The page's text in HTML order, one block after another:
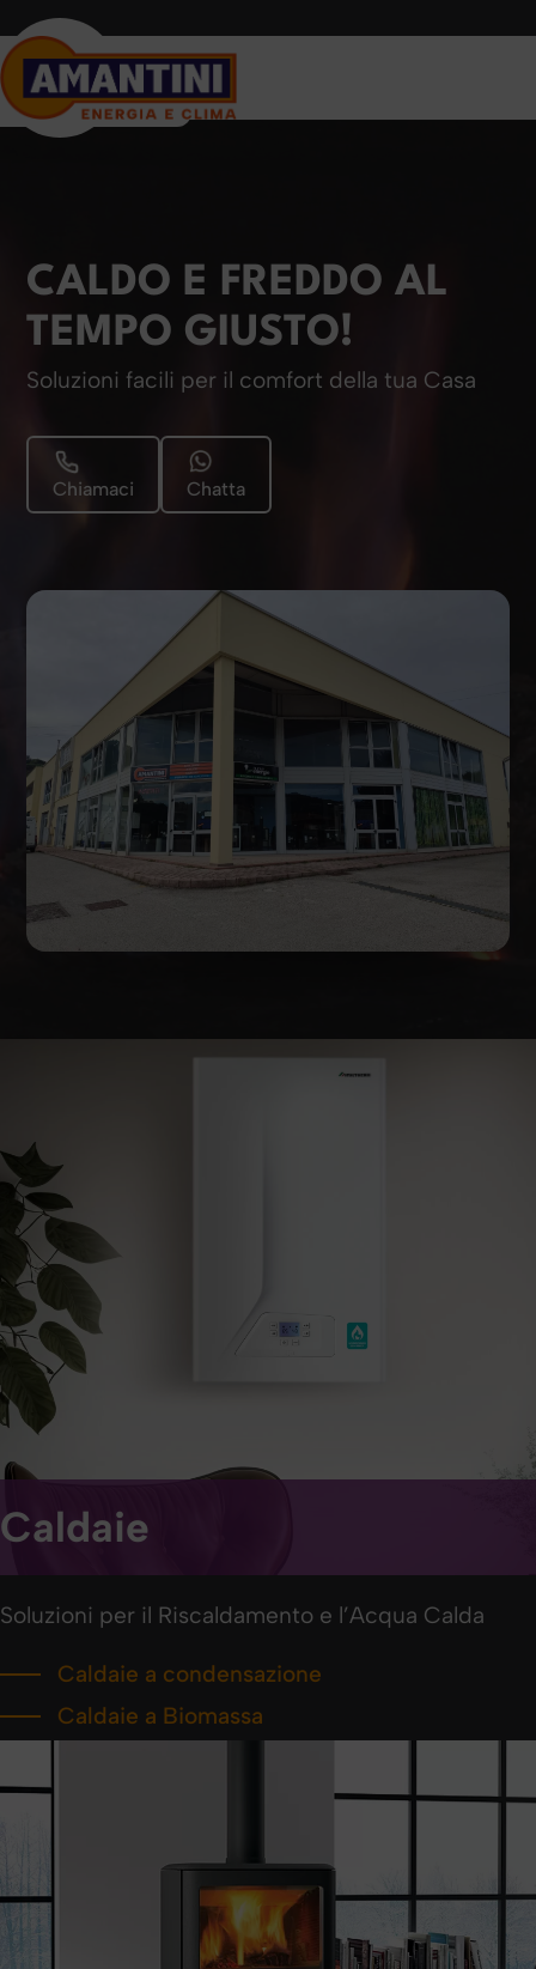
CALDO E FREDDO AL
TEMPO GIUSTO!
Soluzioni facili per il comfort della tua Casa
Chiamaci Chatta
Caldaie
Soluzioni per il Riscaldamento e l’Acqua Calda
Caldaie a condensazione
Caldaie a Biomassa